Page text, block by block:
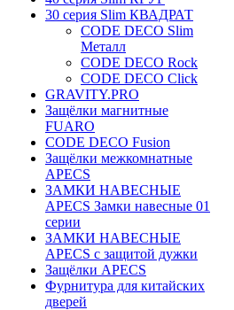
30 серия Slim КВАДРАТ
CODE DECO Slim
Металл
CODE DECO Rock
CODE DECO Click
GRAVITY.PRO
Защёлки магнитные
FUARO
CODE DECO Fusion
Защёлки межкомнатные
APECS
ЗАМКИ НАВЕСНЫЕ
APECS Замки навесные 01
серии
ЗАМКИ НАВЕСНЫЕ
APECS с защитой дужки
Защёлки APECS
Фурнитура для китайских
дверей